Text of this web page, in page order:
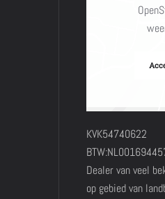
KVK54740622
Dealer van veel
op gebied van